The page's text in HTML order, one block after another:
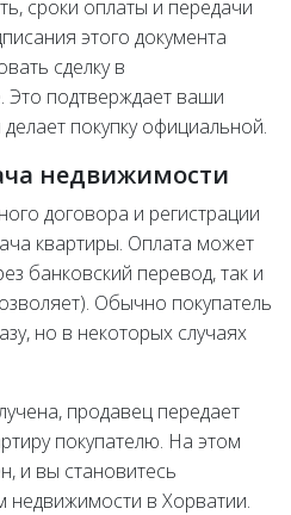
сроки оплаты и передачи
этого документа
сделку в
Это подтверждает ваши
покупку официальной.
недвижимости
договора и регистрации
квартиры. Оплата может
банковский перевод, так и
Обычно покупатель
но в некоторых случаях
продавец передает
покупателю. На этом
и вы становитесь
в Хорватии.